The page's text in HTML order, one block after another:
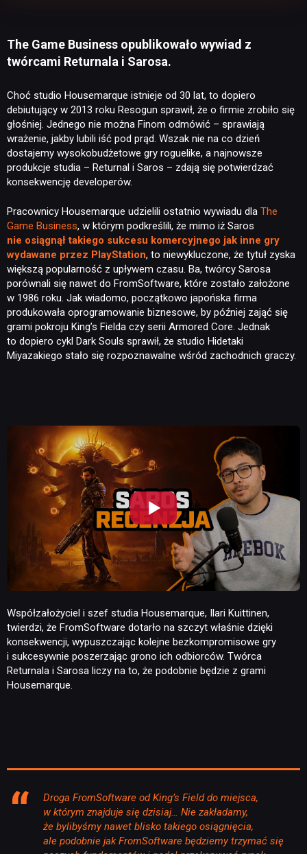
The Game Business opublikowało wywiad z
twórcami Returnala i Sarosa.
Choć studio Housemarque istnieje od 30 lat, to dopiero
debiutujący w 2013 roku Resogun sprawił, że o firmie zrobiło się
głośniej. Jednego nie można Finom odmówić – sprawiają
wrażenie, jakby lubili iść pod prąd. Wszak nie na co dzień
dostajemy wysokobudżetowe gry roguelike, a najnowsze
produkcje studia – Returnal i Saros – zdają się potwierdzać
konsekwencję developerów.
Pracownicy Housemarque udzielili ostatnio wywiadu dla The
Game Business, w którym podkreślili, że mimo iż Saros
nie osiągnął takiego sukcesu komercyjnego jak inne gry
wydawane przez PlayStation, to niewykluczone, że tytuł zyska
większą popularność z upływem czasu. Ba, twórcy Sarosa
porównali się nawet do FromSoftware, które zostało założone
w 1986 roku. Jak wiadomo, początkowo japońska firma
produkowała oprogramowanie biznesowe, by później zająć się
grami pokroju King’s Fielda czy serii Armored Core. Jednak
to dopiero cykl Dark Souls sprawił, że studio Hidetaki
Miyazakiego stało się rozpoznawalne wśród zachodnich graczy.
Współzałożyciel i szef studia Housemarque, Ilari Kuittinen,
twierdzi, że FromSoftware dotarło na szczyt właśnie dzięki
konsekwencji, wypuszczając kolejne bezkompromisowe gry
i sukcesywnie poszerzając grono ich odbiorców. Twórca
Returnala i Sarosa liczy na to, że podobnie będzie z grami
Housemarque.
Droga FromSoftware od King’s Field do miejsca,
w którym znajduje się dzisiaj… Nie zakładamy,
że bylibyśmy nawet blisko takiego osiągnięcia,
ale podobnie jak FromSoftware będziemy trzymać się